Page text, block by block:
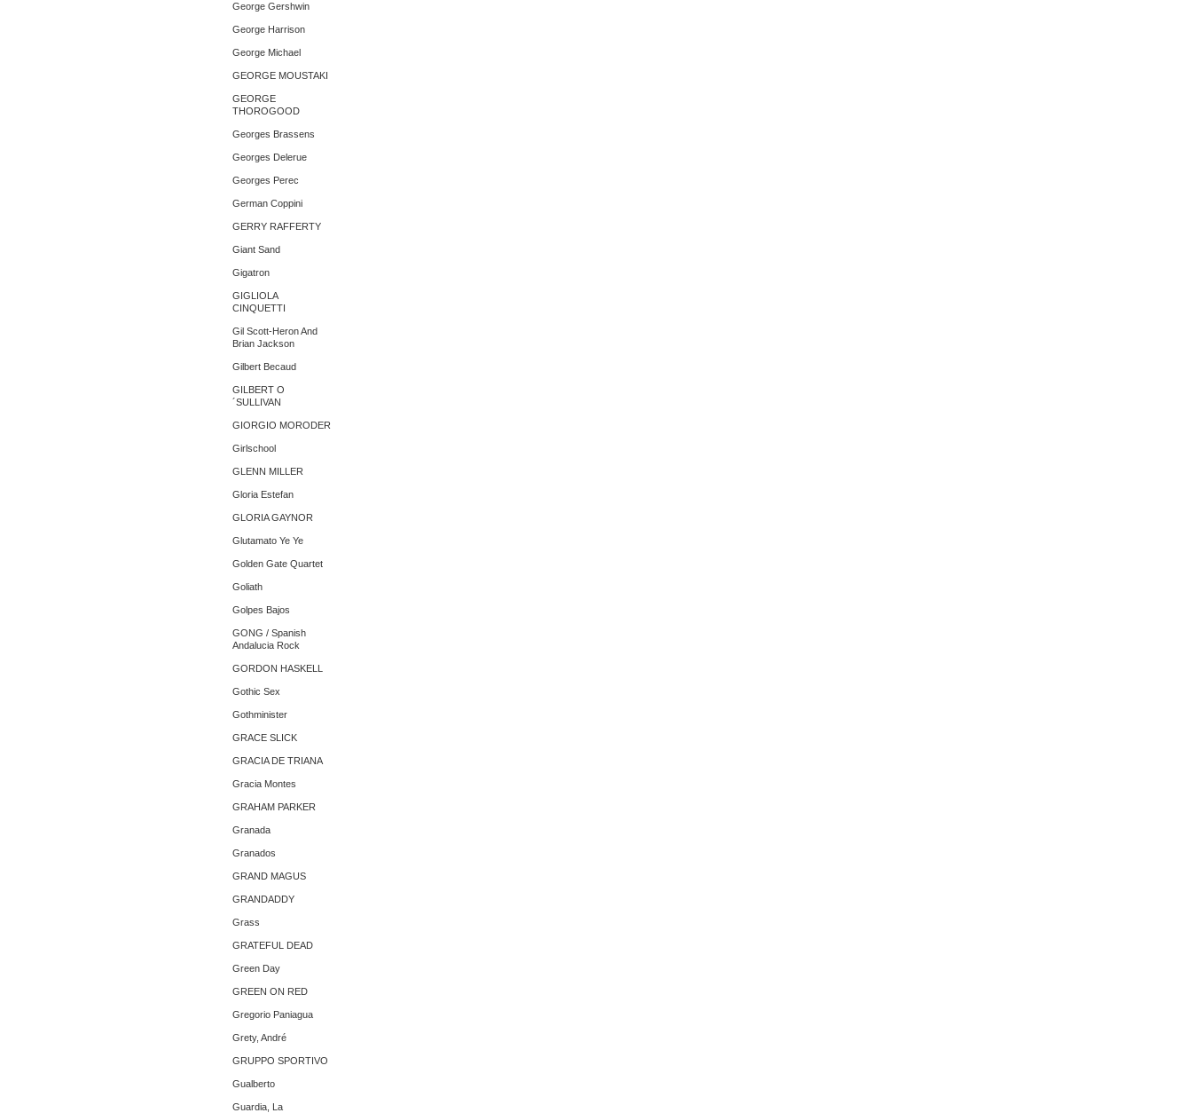
George Gershwin
George Harrison
George Michael
GEORGE MOUSTAKI
GEORGE
THOROGOOD
Georges Brassens
Georges Delerue
Georges Perec
German Coppini
GERRY RAFFERTY
Giant Sand
Gigatron
GIGLIOLA
CINQUETTI
Gil Scott-Heron And
Brian Jackson
Gilbert Becaud
GILBERT O
´SULLIVAN
GIORGIO MORODER
Girlschool
GLENN MILLER
Gloria Estefan
GLORIA GAYNOR
Glutamato Ye Ye
Golden Gate Quartet
Goliath
Golpes Bajos
GONG / Spanish
Andalucia Rock
GORDON HASKELL
Gothic Sex
Gothminister
GRACE SLICK
GRACIA DE TRIANA
Gracia Montes
GRAHAM PARKER
Granada
Granados
GRAND MAGUS
GRANDADDY
Grass
GRATEFUL DEAD
Green Day
GREEN ON RED
Gregorio Paniagua
Grety, André
GRUPPO SPORTIVO
Gualberto
Guardia, La